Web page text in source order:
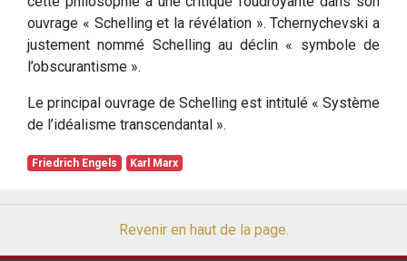
ouvrage « Schelling et la révélation ». Tchernychevski a
justement nommé Schelling au déclin « symbole de
l’obscurantisme ».
Le principal ouvrage de Schelling est intitulé « Système
de l’idéalisme transcendantal ».
Friedrich Engels Karl Marx
Revenir en haut de la page.